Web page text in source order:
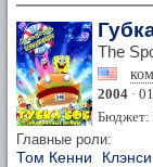
The
2004 ·
Бюджет:
Главные роли:
Том Кенни